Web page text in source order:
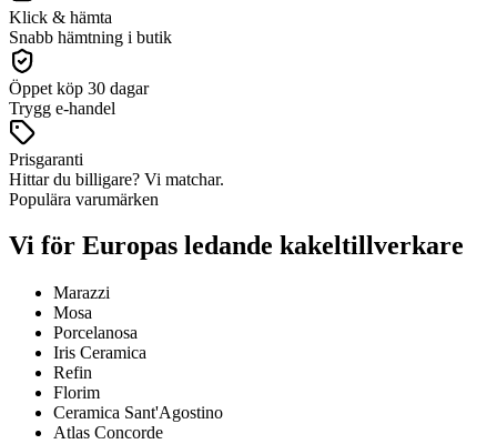
Klick & hämta
Snabb hämtning i butik
Öppet köp 30 dagar
Trygg e-handel
Prisgaranti
Hittar du billigare? Vi matchar.
Populära varumärken
Vi för Europas ledande kakeltillverkare
Marazzi
Mosa
Porcelanosa
Iris Ceramica
Refin
Florim
Ceramica Sant'Agostino
Atlas Concorde